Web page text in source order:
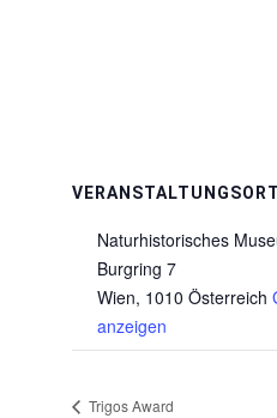
VERANSTALTUNGSORT
Naturhistorisches
Burgring 7
Wien, 1010 Österreich
anzeigen
Trigos Award